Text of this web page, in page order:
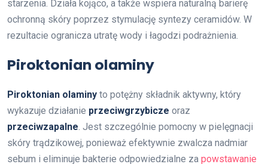
starzenia. Działa kojąco, a także wspiera naturalną barierę
ochronną skóry poprzez stymulację syntezy ceramidów. W
rezultacie ogranicza utratę wody i łagodzi podrażnienia.
Piroktonian olaminy
Piroktonian olaminy to potężny składnik aktywny, który
wykazuje działanie przeciwgrzybicze oraz
przeciwzapalne. Jest szczególnie pomocny w pielęgnacji
skóry trądzikowej, ponieważ efektywnie zwalcza nadmiar
sebum i eliminuje bakterie odpowiedzialne za powstawanie